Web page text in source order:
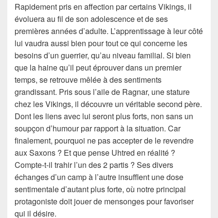
Rapidement pris en affection par certains Vikings, il
évoluera au fil de son adolescence et de ses
premières années d’adulte. L’apprentissage à leur côté
lui vaudra aussi bien pour tout ce qui concerne les
besoins d’un guerrier, qu’au niveau familial. Si bien
que la haine qu’il peut éprouver dans un premier
temps, se retrouve mêlée à des sentiments
grandissant. Pris sous l’aile de Ragnar, une stature
chez les Vikings, il découvre un véritable second père.
Dont les liens avec lui seront plus forts, non sans un
soupçon d’humour par rapport à la situation. Car
finalement, pourquoi ne pas accepter de le revendre
aux Saxons ? Et que pense Uhtred en réalité ?
Compte-t-il trahir l’un des 2 partis ? Ses divers
échanges d’un camp à l’autre insufflent une dose
sentimentale d’autant plus forte, où notre principal
protagoniste doit jouer de mensonges pour favoriser
qui il désire.